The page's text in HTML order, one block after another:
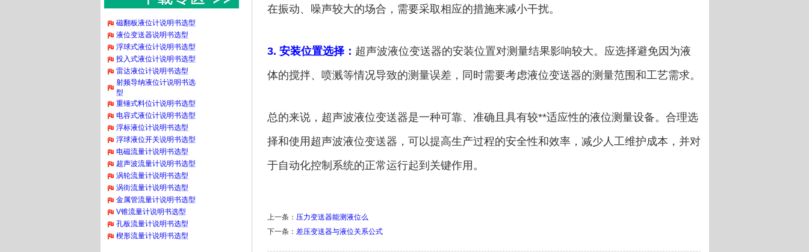
磁翻板液位计说明书选型
液位变送器说明书选型
浮球式液位计说明书选型
投入式液位计说明书选型
雷达液位计说明书选型
射频导纳液位计说明书选
型
重锤式料位计说明书选型
电容式液位计说明书选型
浮标液位计说明书选型
浮球液位开关说明书选型
电磁流量计说明书选型
超声波流量计说明书选型
涡轮流量计说明书选型
涡街流量计说明书选型
金属管流量计说明书选型
V锥流量计说明书选型
孔板流量计说明书选型
楔形流量计说明书选型
在振动、噪声较大的场合，需要采取相应的措施来减小干扰。
3. 安装位置选择： 超声波液位变送器的安装位置对测量结果影响较大。应选择避免因为液
体的搅拌、喷溅等情况导致的测量误差，同时需要考虑液位变送器的测量范围和工艺需求。
总的来说，超声波液位变送器是一种可靠、准确且具有较**适应性的液位测量设备。合理选
择和使用超声波液位变送器，可以提高生产过程的安全性和效率，减少人工维护成本，并对
于自动化控制系统的正常运行起到关键作用。
上一条： 压力变送器能测液位么
下一条： 差压变送器与液位关系公式